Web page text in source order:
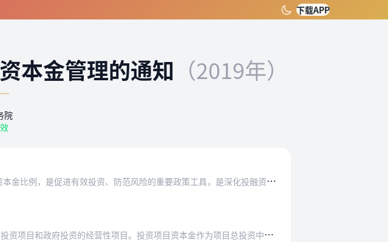
下载APP
本金管理的通知 （2019年）
院
对
固定资产投资项目（以下简称投资项目）实行资本金制度，合理确定并适时调整资本金比例，是促进有效投资、防范风险的重要政策工具，是深化投融资体制改革、优化投资供给结…
经营性项目。投资项目资本金作为项目总投资中由投资者认缴的出资额，对投资项目…